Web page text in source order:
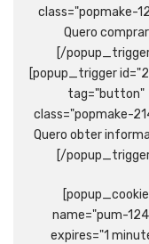
class="popmake-
Quero comprar
[/
[popup_trigger
tag="button"
class="popmake-
Quero obter
[/
[popup_cookie
name="pum-
expires="1